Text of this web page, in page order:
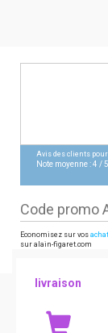
Avis des clients pour
Note moyenne :4 /5
Code promo
Economisez sur vos
sur alain-figaret.com
livraison